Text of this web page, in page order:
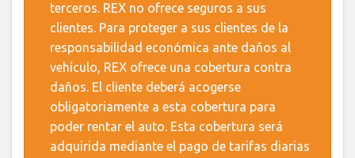
terceros. REX no ofrece seguros a sus
clientes. Para proteger a sus clientes de la
responsabilidad económica ante daños al
vehículo, REX ofrece una cobertura contra
daños. El cliente deberá acogerse
obligatoriamente a esta cobertura para
poder rentar el auto. Esta cobertura será
adquirida mediante el pago de tarifas diarias